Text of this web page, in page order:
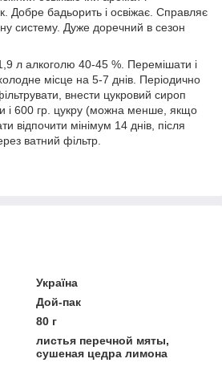
Добре бадьорить і освіжає. Справляє
систему. Дуже доречний в сезон
л алкоголю 40-45 %. Перемішати і
місце на 5-7 днів. Періодично
внести цукровий сироп
і 600 гр. цукру (можна менше, якщо
відпочити мінімум 14 днів, після
ватний фільтр.
Україна
Дой-пак
80 г
листья перечной мяты,
сушеная цедра лимона